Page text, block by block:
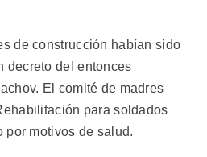
de construcción habían sido
decreto del entonces
El comité de madres
para soldados
por motivos de salud.